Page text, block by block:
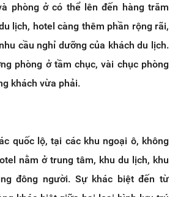
phòng ở có thể lên đến hàng trăm
lịch, hotel càng thêm phần rộng rãi,
cầu nghỉ dưỡng của khách du lịch.
phòng ở tầm chục, vài chục phòng
khách vừa phải.
quốc lộ, tại các khu ngoại ô, không
nằm ở trung tâm, khu du lịch, khu
đông người. Sự khác biệt đến từ